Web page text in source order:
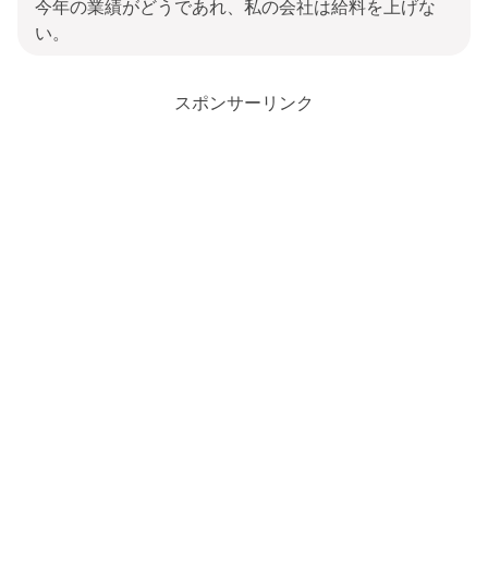
今年の業績がどうであれ、私の会社は給料を上げな
い。
スポンサーリンク